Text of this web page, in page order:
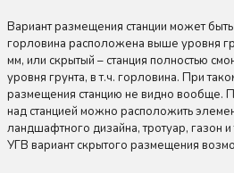
Вариант размещения станции может
горловина расположена выше уровня
мм, или скрытый – станция полностью
уровня грунта, в т.ч. горловина. При
размещения станцию не видно вообще.
над станцией можно расположить
ландшафтного дизайна, тротуар, газон
УГВ вариант скрытого размещения